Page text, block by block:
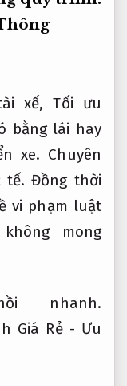
xế,Tối ưu
bằng lái hay
xe. Chuyên
tế. Đồng thời
vi phạm luật
mong
nhanh.